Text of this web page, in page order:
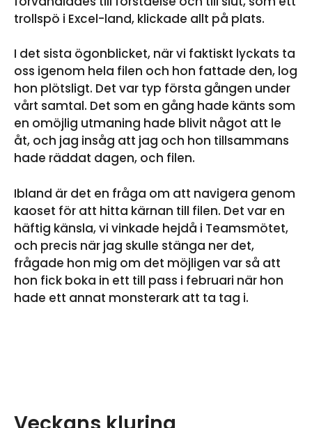
trollspö i Excel-land, klickade allt på plats.
I det sista ögonblicket, när vi faktiskt lyckats ta
oss igenom hela filen och hon fattade den, log
hon plötsligt. Det var typ första gången under
vårt samtal. Det som en gång hade känts som
en omöjlig utmaning hade blivit något att le
åt, och jag insåg att jag och hon tillsammans
hade räddat dagen, och filen.
Ibland är det en fråga om att navigera genom
kaoset för att hitta kärnan till filen. Det var en
häftig känsla, vi vinkade hejdå i Teamsmötet,
och precis när jag skulle stänga ner det,
frågade hon mig om det möjligen var så att
hon fick boka in ett till pass i februari när hon
hade ett annat monsterark att ta tag i.